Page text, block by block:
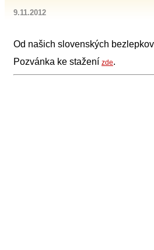
9.11.2012
Od našich slovenských
Pozvánka ke stažení zde.